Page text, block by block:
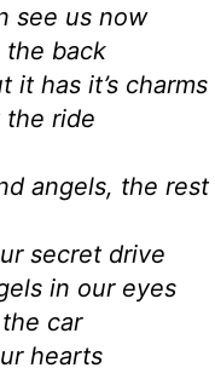
see us now
the back
it has it’s charms
the ride
angels, the
secret drive
in our eyes
car
hearts